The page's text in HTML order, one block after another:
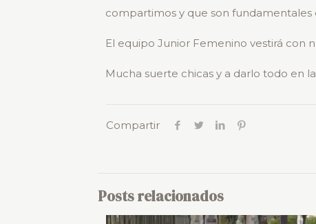
compartimos y que son fundamentales
El equipo Junior Femenino vestirá con
Mucha suerte chicas y a darlo todo en la
Compartir
Posts relacionados